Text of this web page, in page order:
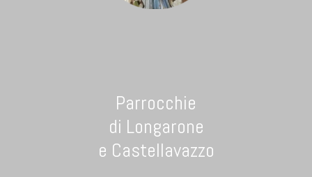
Parrocchie
di Longarone
e Castellavazzo